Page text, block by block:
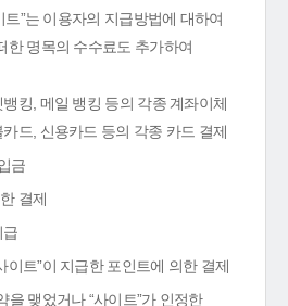
트”는 이용자의 지급방법에 대하여
한 명목의 수수료도 추가하여
킹, 메일 뱅킹 등의 각종 계좌이체
드, 신용카드 등의 각종 카드 결제
금
결제
급
이트”이 지급한 포인트에 의한 결제
을 맺었거나 “사이트”가 인정한